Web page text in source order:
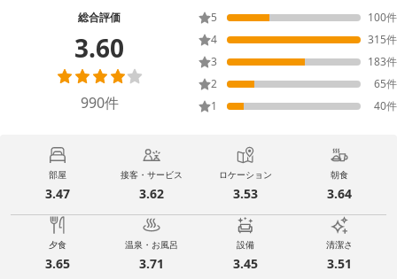
総合評価
3.60
990件
5 100件
4
315件
3
183件
2
65件
1
40件
部屋
3.47
接客・サービス
3.62
ロケーション
3.53
朝食
3.64
夕食
3.65
温泉・お風呂
3.71
設備
3.45
清潔さ
3.51